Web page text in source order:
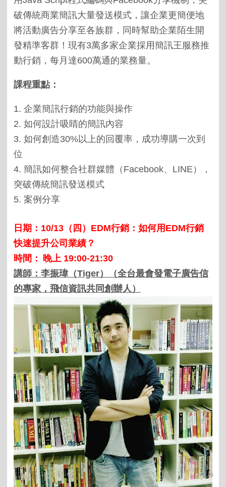
破傳統商業簡訊大量發送模式，讓企業更簡便地
將活動廣告分享至各族群，同時幫助企業陌生開
發精準客群！現有3萬多家企業採用簡訊王服務推
動行銷，每月達600萬通的業務量。
課程重點：
1.企業簡訊行銷的功能與操作
2.如何設計吸睛的簡訊內容
3.如何創造30%以上的回覆率，成功導購一次到
位
4.簡訊如何整合社群媒體（ Facebook、 LINE ），
突破傳統簡訊發送模式
5.案例分享
日期： 10/13 （四） EDM行銷：如何用 EDM行銷
快速提升公司業績？
時間：
晚上 19:00-21:30
講師：李振瑋（Tiger）（全台最會發電子廣告信
的專家，飛信資訊共同創辦人）